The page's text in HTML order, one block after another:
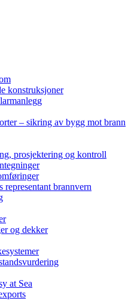
konstruksjoner
– sikring av bygg mot brann
prosjektering og kontroll
representant brannvern
og dekker
at Sea